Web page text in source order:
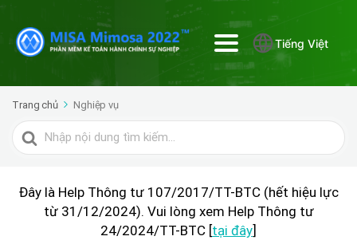
Tiếng Việt
Trang chủ Nghiệp vụ
Tìm
kiếm
Đây là Help Thông tư 107/2017/TT-BTC (hết hiệu lực
từ 31/12/2024). Vui lòng xem Help Thông tư
24/2024/TT-BTC [tại đây]